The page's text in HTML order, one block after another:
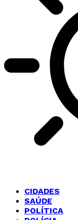
CIDADES
SAÚDE
POLÍTICA